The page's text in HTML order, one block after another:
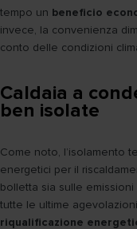
tempo un beneficio
invece, la convenienza
conto delle condizioni
Caldaia a
ben isolate
Come noto, l’isolamento
energetici per il
bolletta sia sulle
tutte le ultime
riqualificazione